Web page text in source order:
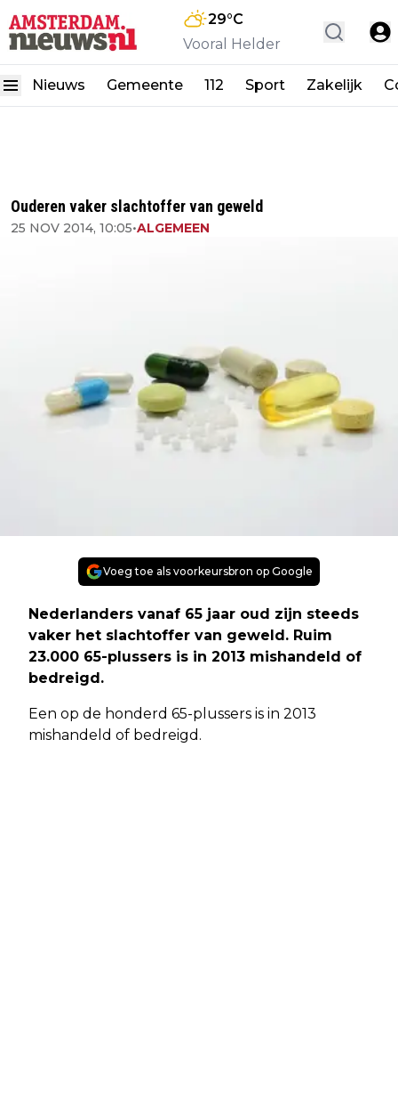
29°C
Vooral Helder
Nieuws Gemeente 112 Sport Zakelijk
Ouderen vaker slachtoffer van geweld
25 NOV 2014, 10:05•ALGEMEEN
Voeg toe als voorkeursbron op Google
Nederlanders vanaf 65 jaar oud zijn steeds
vaker het slachtoffer van geweld. Ruim
23.000 65-plussers is in 2013 mishandeld of
bedreigd.
Een op de honderd 65-plussers is in 2013
mishandeld of bedreigd.